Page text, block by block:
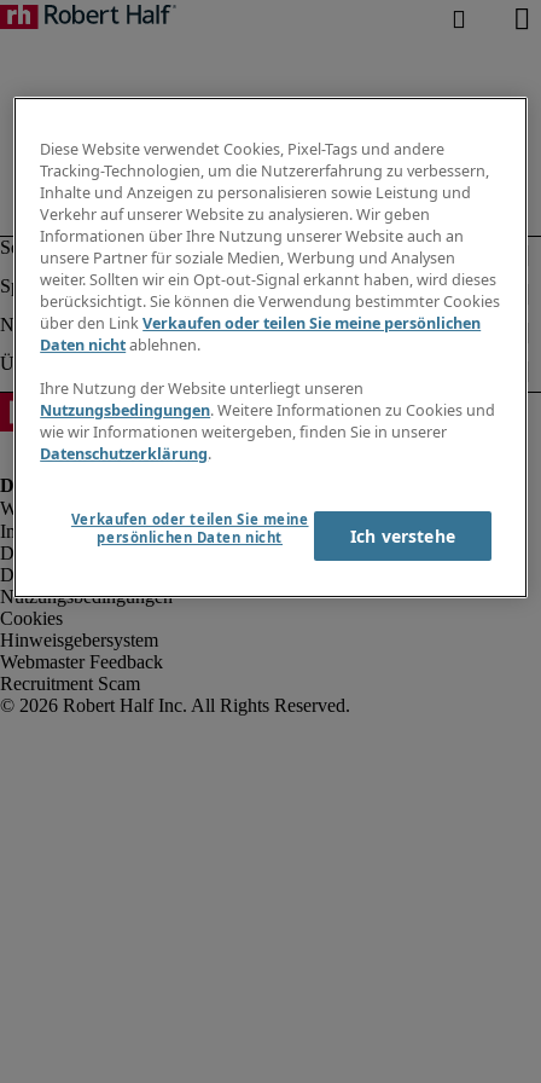
Impressum
Datenschutz
Datenschutz Arbeitnehmer/Zeitarbeitskräfte
Nutzungsbedingungen
Cookies
Hinweisgebersystem
Webmaster Feedback
Recruitment Scam
Diese Website verwendet Cookies, Pixel-Tags und andere
Tracking-Technologien, um die Nutzererfahrung zu verbessern,
Inhalte und Anzeigen zu personalisieren sowie Leistung und
Verkehr auf unserer Website zu analysieren. Wir geben
Informationen über Ihre Nutzung unserer Website auch an
unsere Partner für soziale Medien, Werbung und Analysen
weiter. Sollten wir ein Opt-out-Signal erkannt haben, wird dieses
berücksichtigt. Sie können die Verwendung bestimmter Cookies
über den LinkVerkaufen oder teilen Sie meine persönlichen
Daten nichtablehnen.
Ihre Nutzung der Website unterliegt unseren
Nutzungsbedingungen. Weitere Informationen zu Cookies und
wie wir Informationen weitergeben, finden Sie in unserer
Datenschutzerklärung.
Verkaufen oder teilen Sie meine
persönlichen Daten nicht
Ich verstehe